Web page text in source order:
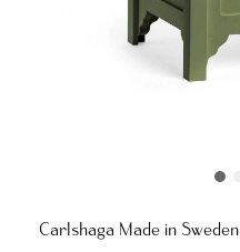
Carlshaga Made in Sweden